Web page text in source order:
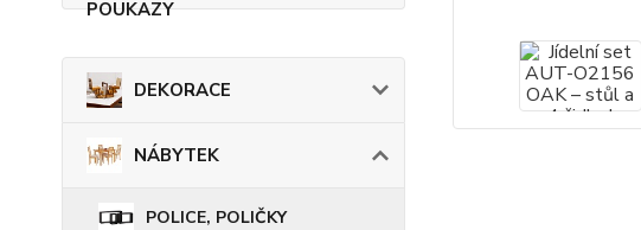
DEKORACE
NÁBYTEK
POLICE, POLIČKY